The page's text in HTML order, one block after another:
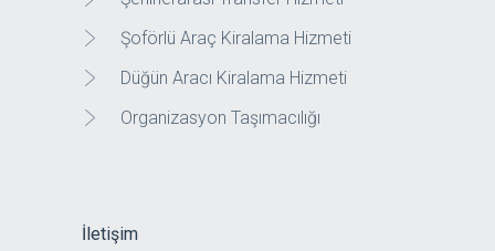
Şoförlü Araç Kiralama Hizmeti
Düğün Aracı Kiralama Hizmeti
Organizasyon Taşımacılığı
İletişim